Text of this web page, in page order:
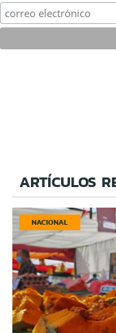
ARTÍCULOS
NACIONAL